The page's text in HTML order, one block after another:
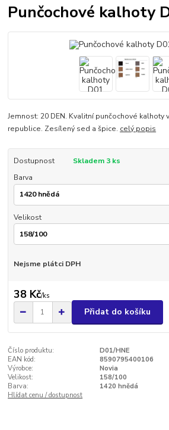
Punčochové kalhoty
Jemnost: 20 DEN. Kvalitní punčochové kalhoty
republice. Zesílený sed a špice. celý popis
Dostupnost
Skladem 3 ks
Barva
Velikost
Nejsme plátci DPH
38 Kč/ks
Přidat do košíku
Číslo produktu:
D01/HNE
EAN kód:
8590795400106
Výrobce:
Novia
Velikost:
158/100
Barva:
1420 hnědá
Hlídat cenu / dostupnost